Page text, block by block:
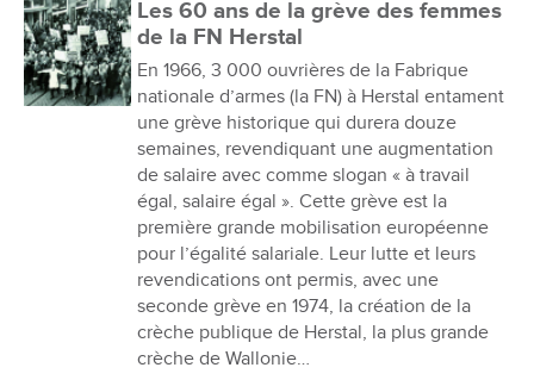
Les 60 ans de la grève des femmes
de la FN Herstal
En 1966, 3 000 ouvrières de la Fabrique
nationale d’armes (la FN) à Herstal entament
une grève historique qui durera douze
semaines, revendiquant une augmentation
de salaire avec comme slogan « à travail
égal, salaire égal ». Cette grève est la
première grande mobilisation européenne
pour l’égalité salariale. Leur lutte et leurs
revendications ont permis, avec une
seconde grève en 1974, la création de la
crèche publique de Herstal, la plus grande
crèche de Wallonie…